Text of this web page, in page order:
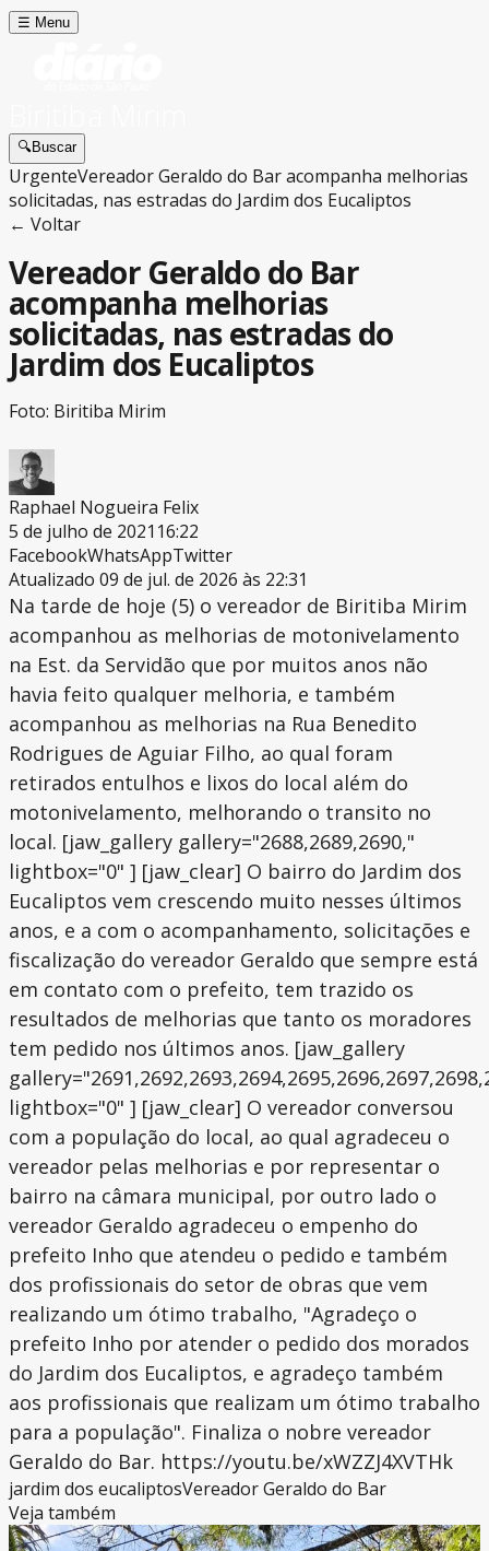
☰ Menu
🔍Buscar
UrgenteVereador Geraldo do Bar acompanha melhorias
solicitadas, nas estradas do Jardim dos Eucaliptos
← Voltar
Vereador Geraldo do Bar
acompanha melhorias
solicitadas, nas estradas do
Jardim dos Eucaliptos
Foto: Biritiba Mirim
Raphael Nogueira Felix
5 de julho de 2021 16:22
FacebookWhatsAppTwitter
Atualizado 09 de jul. de 2026 às 22:31
Na tarde de hoje (5) o vereador de Biritiba Mirim
acompanhou as melhorias de motonivelamento
na Est. da Servidão que por muitos anos não
havia feito qualquer melhoria, e também
acompanhou as melhorias na Rua Benedito
Rodrigues de Aguiar Filho, ao qual foram
retirados entulhos e lixos do local além do
motonivelamento, melhorando o transito no
local. [jaw_gallery gallery="2688,2689,2690,"
lightbox="0" ] [jaw_clear] O bairro do Jardim dos
Eucaliptos vem crescendo muito nesses últimos
anos, e a com o acompanhamento, solicitações e
fiscalização do vereador Geraldo que sempre está
em contato com o prefeito, tem trazido os
resultados de melhorias que tanto os moradores
tem pedido nos últimos anos. [jaw_gallery
lightbox="0" ] [jaw_clear] O vereador conversou
com a população do local, ao qual agradeceu o
vereador pelas melhorias e por representar o
bairro na câmara municipal, por outro lado o
vereador Geraldo agradeceu o empenho do
prefeito Inho que atendeu o pedido e também
dos profissionais do setor de obras que vem
realizando um ótimo trabalho, "Agradeço o
prefeito Inho por atender o pedido dos morados
do Jardim dos Eucaliptos, e agradeço também
aos profissionais que realizam um ótimo trabalho
para a população". Finaliza o nobre vereador
Geraldo do Bar. https://youtu.be/xWZZJ4XVTHk
jardim dos eucaliptosVereador Geraldo do Bar
Veja também